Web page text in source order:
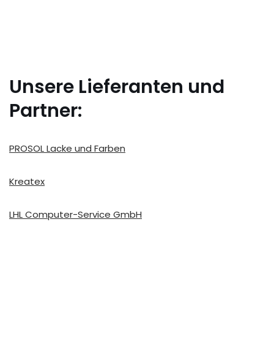
Unsere Lieferanten und
Partner:
PROSOL Lacke und Farben
Kreatex
LHL Computer-Service GmbH